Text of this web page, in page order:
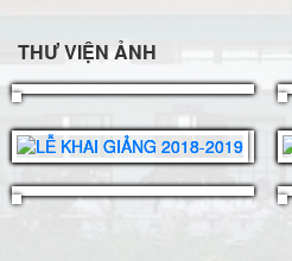
THƯ VIỆN ẢNH